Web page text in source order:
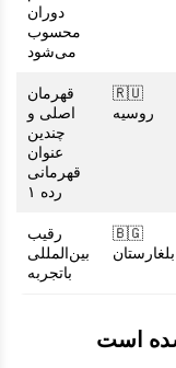
دوران
محسوب
می‌شود
🇷🇺
روسیه
قهرمان
اصلی و
چندین
عنوان
قهرمانی
رده ۱
🇧🇬
بلغارستان
رقیب
بین‌المللی
باتجربه
است